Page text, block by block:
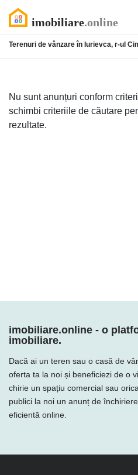
Terenuri de vânzare în Iurievca, r-ul
Nu sunt anunțuri conform
schimbi criteriile de căutare
rezultate.
imobiliare.online - o
imobiliare.
Dacă ai un teren sau o casă de
oferta ta la noi și beneficiezi de o
chirie un spațiu comercial sau
publici la noi un anunț de
eficientă online.